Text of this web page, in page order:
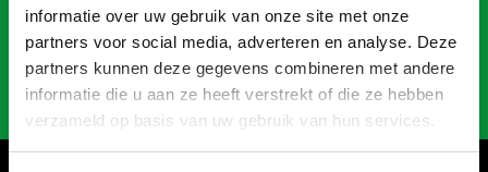
informatie over uw gebruik van onze site met onze
partners voor social media, adverteren en analyse. Deze
partners kunnen deze gegevens combineren met andere
informatie die u aan ze heeft verstrekt of die ze hebben
verzameld op basis van uw gebruik van hun services.
Naar Keuzehulp